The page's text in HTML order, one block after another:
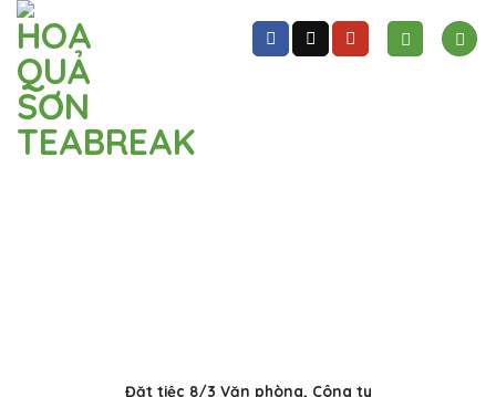
Skip
content
Đặt tiệc 8/3 Văn phòng, Công ty